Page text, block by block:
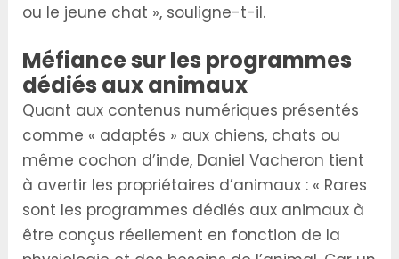
ou le jeune chat », souligne-t-il.
Méfiance sur les programmes
dédiés aux animaux
Quant aux contenus numériques présentés
comme « adaptés » aux chiens, chats ou
même cochon d’inde, Daniel Vacheron tient
à avertir les propriétaires d’animaux : « Rares
sont les programmes dédiés aux animaux à
être conçus réellement en fonction de la